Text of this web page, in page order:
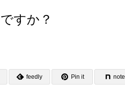
すか？
feedly Pin it note